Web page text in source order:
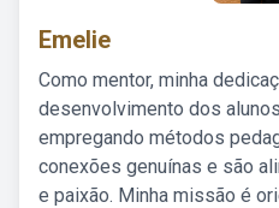
Emelie
Como mentor, minha
desenvolvimento dos
empregando métodos
conexões genuínas e são
e paixão. Minha missão é